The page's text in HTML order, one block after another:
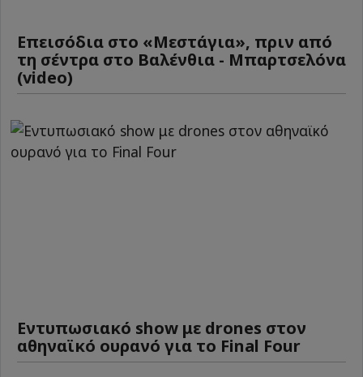
Επεισόδια στο «Μεστάγια», πριν από
τη σέντρα στο Βαλένθια - Μπαρτσελόνα
(video)
Εντυπωσιακό show με drones στον
αθηναϊκό ουρανό για το Final Four